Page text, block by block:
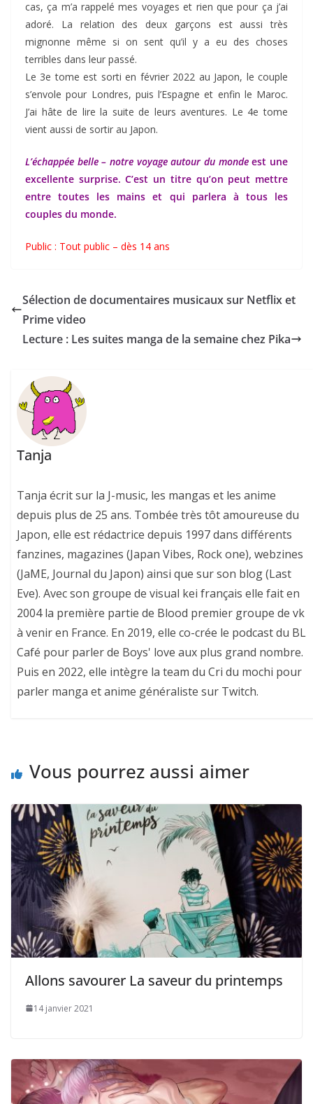
cas, ça m’a rappelé mes voyages et rien que pour ça j’ai
adoré. La relation des deux garçons est aussi très
mignonne même si on sent qu’il y a eu des choses
terribles dans leur passé.
Le 3e tome est sorti en février 2022 au Japon, le couple
s’envole pour Londres, puis l’Espagne et enfin le Maroc.
J’ai hâte de lire la suite de leurs aventures. Le 4e tome
vient aussi de sortir au Japon.
L’échappée belle – notre voyage autour du mondeest une
excellente surprise. C’est un titre qu’on peut mettre
entre toutes les mains et qui parlera à tous les
couples du monde.
Public : Tout public – dès 14 ans
Sélection de documentaires musicaux sur Netflix et
Prime video
Lecture : Les suites manga de la semaine chez Pika
Tanja
Tanja écrit sur la J-music, les mangas et les anime
depuis plus de 25 ans. Tombée très tôt amoureuse du
Japon, elle est rédactrice depuis 1997 dans différents
fanzines, magazines (Japan Vibes, Rock one), webzines
(JaME, Journal du Japon) ainsi que sur son blog (Last
Eve). Avec son groupe de visual kei français elle fait en
2004 la première partie de Blood premier groupe de vk
à venir en France. En 2019, elle co-crée le podcast du BL
Café pour parler de Boys' love aux plus grand nombre.
Puis en 2022, elle intègre la team du Cri du mochi pour
parler manga et anime généraliste sur Twitch.
Vous pourrez aussi aimer
Allons savourer La saveur du printemps
14 janvier 2021